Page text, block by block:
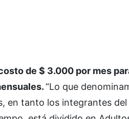
de $ 3.000 por mes
“Lo que
en tanto los integrantes